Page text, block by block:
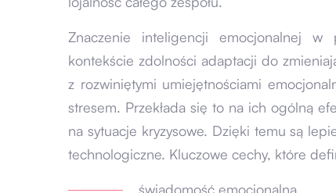
Znaczenie inteligencji emocjonalnej
kontekście zdolności adaptacji do
z rozwiniętymi umiejętnościami
stresem. Przekłada się to na ich ogólną
na sytuacje kryzysowe. Dzięki temu są
technologiczne. Kluczowe cechy, które
świadomość emocjonalna,